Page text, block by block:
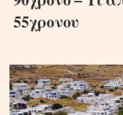
55χρονου